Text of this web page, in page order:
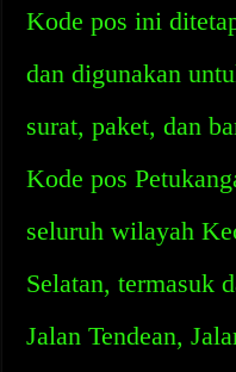
Kode pos ini
dan digunakan
surat, paket, dan
Kode pos
seluruh wilayah
Selatan, termasuk
Jalan Tendean,